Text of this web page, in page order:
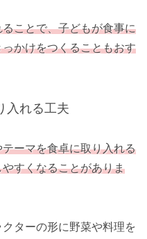
ことで、子どもが食事に
かけをつくることもおす
入れる工夫
ーマを食卓に取り入れる
すくなることがありま
ターの形に野菜や料理を